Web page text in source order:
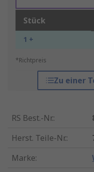
Stück
1 +
*Richtpreis
Zu einer
RS Best.-Nr.:
Herst. Teile-Nr.:
Marke: